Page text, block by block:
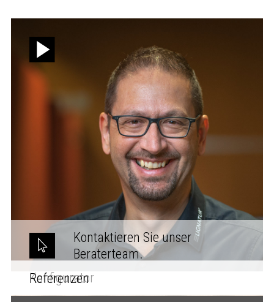
Kontaktieren Sie unser
Beraterteam.
Konfigurator
Referenzen